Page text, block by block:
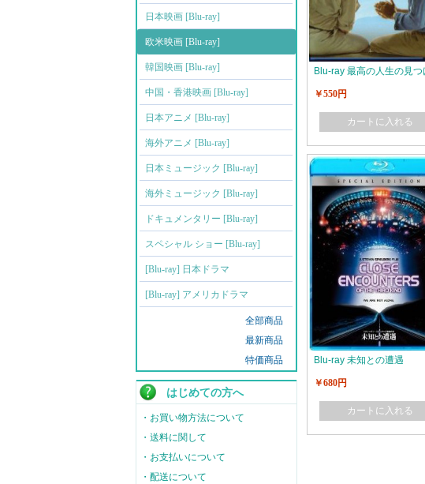
日本映画 [Blu-ray]
欧米映画 [Blu-ray]
韓国映画 [Blu-ray]
中国・香港映画 [Blu-ray]
日本アニメ [Blu-ray]
海外アニメ [Blu-ray]
日本ミュージック [Blu-ray]
海外ミュージック [Blu-ray]
ドキュメンタリー [Blu-ray]
スペシャル ショー [Blu-ray]
[Blu-ray] 日本ドラマ
[Blu-ray] アメリカドラマ
全部商品
最新商品
特価商品
はじめての方へ
・お買い物方法について
・送料に関して
・お支払いについて
・配送について
Blu-ray 最高の人生の見つ
￥550円
カートに入れる
Blu-ray 未知との遭遇
￥680円
カートに入れる